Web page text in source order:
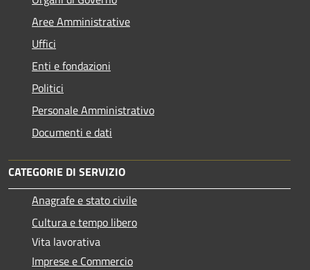
Aree Amministrative
Uffici
Enti e fondazioni
Politici
Personale Amministrativo
Documenti e dati
CATEGORIE DI SERVIZIO
Anagrafe e stato civile
Cultura e tempo libero
Vita lavorativa
Imprese e Commercio